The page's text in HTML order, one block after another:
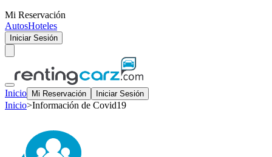
Mi Reservación
AutosHoteles
Iniciar Sesión
Inicio Mi Reservación Iniciar Sesión
Inicio>Información de Covid19